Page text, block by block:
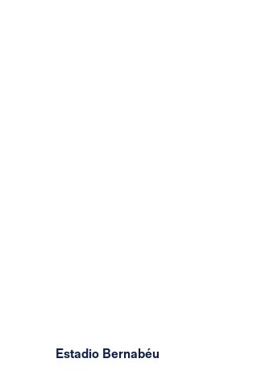
Estadio Bernabéu